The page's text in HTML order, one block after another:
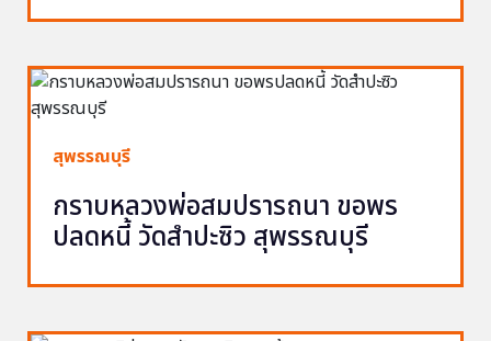
สุพรรณบุรี
กราบหลวงพ่อสมปรารถนา ขอพร
ปลดหนี้ วัดสำปะซิว สุพรรณบุรี